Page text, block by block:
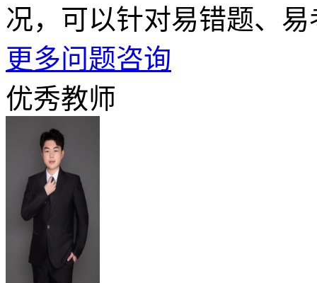
况，可以针对易错题、
更多问题咨询
优秀教师